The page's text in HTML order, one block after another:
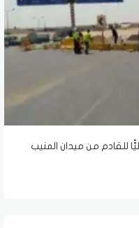
للقادم من ميدان المنيب